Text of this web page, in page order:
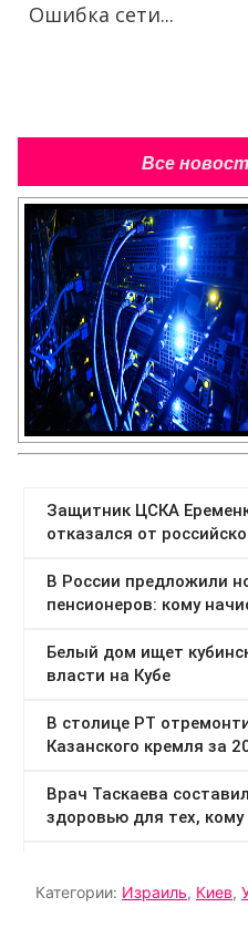
Ошибка сети...
Все
Категории: Израиль, Киев,